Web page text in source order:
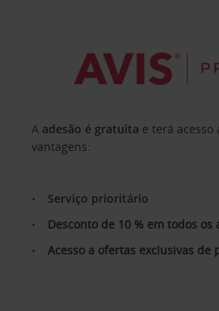
A adesão é gratuita e terá acesso
vantagens:
Serviço prioritário
Desconto de 10 % em todos
Acesso a ofertas exclusivas de